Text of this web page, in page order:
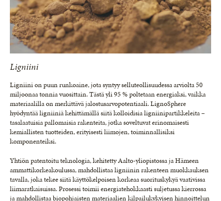
Ligniini
Ligniini on puun runkoaine, jota syntyy selluteollisuudessa arviolta 50
miljoonaa tonnia vuosittain. Tästä yli 95 % poltetaan energiaksi, vaikka
materiaalilla on merkittävä jalostusarvopotentiaali. LignoSphere
hyödyntää ligniiniä kehittämällä siitä kolloidisia ligniinipartikkeleita –
tasalaatuisia pallomaisia rakenteita, jotka soveltuvat erinomaisesti
kemiallisten tuotteiden, erityisesti liimojen, toiminnallisiksi
komponenteiksi.
Yhtiön patentoitu teknologia, kehitetty Aalto-yliopistossa ja Hämeen
ammattikorkeakoulussa, mahdollistaa ligniinin rakenteen muokkauksen
tavalla, joka tekee siitä käyttökelpoisen korkeaa suorituskykyä vaativissa
liimaratkaisuissa. Prosessi toimii energiatehokkaasti suljetussa kierrossa
ja mahdollistaa biopohjaisten materiaalien kilpailukykyisen hinnoittelun